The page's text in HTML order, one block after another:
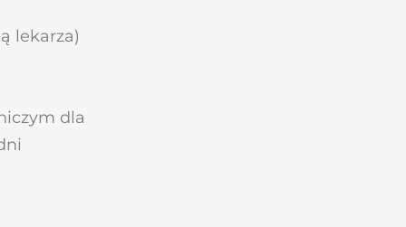
lekarza)
dla